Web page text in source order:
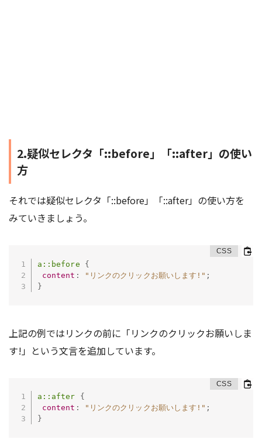
2.疑似セレクタ「::before」「::after」の使い
方
それでは疑似セレクタ「::before」「::after」の使い方を
みていきましょう。
a::before
{
content : "リンクのクリックお願いします!" ;
}
上記の例ではリンクの前に「リンクのクリックお願いしま
す!」という文言を追加しています。
a::after
{
content : "リンクのクリックお願いします!" ;
}